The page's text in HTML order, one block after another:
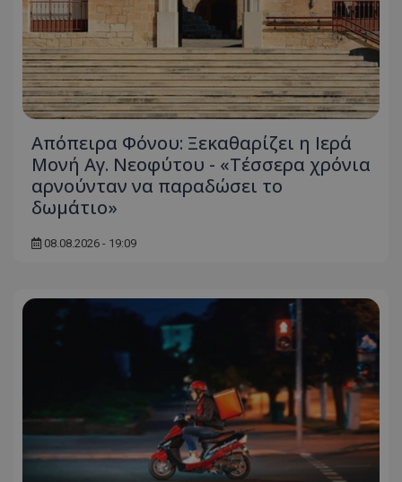
Απόπειρα Φόνου: Ξεκαθαρίζει η Ιερά
Μονή Αγ. Νεοφύτου - «Τέσσερα χρόνια
αρνούνταν να παραδώσει το
δωμάτιο»
08.08.2026 - 19:09